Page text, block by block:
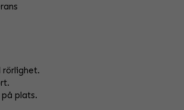
rörlighet.
plats.